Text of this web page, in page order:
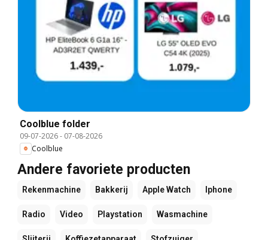
Coolblue folder
09-07-2026- 07-08-2026
Coolblue
Andere favoriete producten
Rekenmachine Bakkerij Apple Watch Iphone
Radio Video Playstation Wasmachine